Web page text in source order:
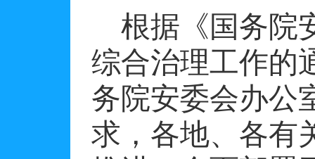
根据《国务院
综合治理工作的
务院安委会办公
求，各地、各有